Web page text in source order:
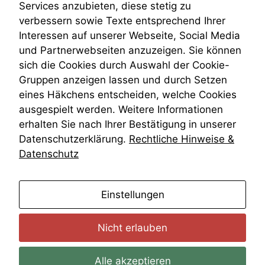
VRK
Wiederherstellungsanordnung
Zivilprozessordnung
ZPO
Zustellfiktion
Zuständigkeit
Öffentliches Personalrecht
Öffentlichkeitsprinzip
Services anzubieten, diese stetig zu
verbessern sowie Texte entsprechend Ihrer
Interessen auf unserer Webseite, Social Media
und Partnerwebseiten anzuzeigen. Sie können
sich die Cookies durch Auswahl der Cookie-
Gruppen anzeigen lassen und durch Setzen
eines Häkchens entscheiden, welche Cookies
ausgespielt werden. Weitere Informationen
erhalten Sie nach Ihrer Bestätigung in unserer
Datenschutzerklärung. Rechtliche Hinweise &
Datenschutz
Einstellungen
Nicht erlauben
Alle akzeptieren